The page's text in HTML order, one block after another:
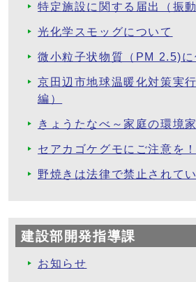
特定施設に関する届出（振
光化学スモッグについて
微小粒子状物質（PM 2.5)
京田辺市地球温暖化対策実
編）
きょうたなべ～家庭の環境
セアカゴケグモにご注意を！
野焼きは法律で禁止されて
建設部開発指導課
お知らせ